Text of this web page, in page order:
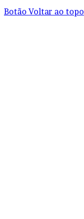
Botão Voltar ao topo